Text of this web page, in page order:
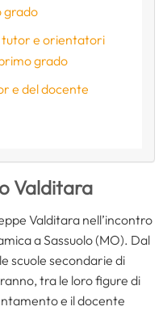
grado
tutor e orientatori
grado
e del docente
Valditara
Valditara nell’incontro
a Sassuolo (MO). Dal
scuole secondarie di
tra le loro figure di
e il docente